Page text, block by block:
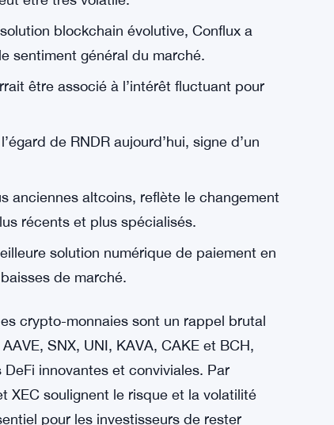
blockchain évolutive, Conflux a
sentiment général du marché.
être associé à l’intérêt fluctuant pour
de RNDR aujourd’hui, signe d’un
anciennes altcoins, reflète le changement
récents et plus spécialisés.
solution numérique de paiement en
de marché.
crypto-monnaies sont un rappel brutal
SNX, UNI, KAVA, CAKE et BCH,
innovantes et conviviales. Par
XEC soulignent le risque et la volatilité
pour les investisseurs de rester